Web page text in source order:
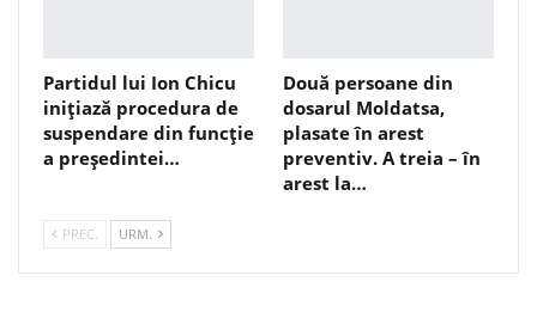
Partidul lui Ion Chicu
inițiază procedura de
suspendare din funcție
a președintei…
Două persoane din
dosarul Moldatsa,
plasate în arest
preventiv. A treia – în
arest la…
PREC. URM.